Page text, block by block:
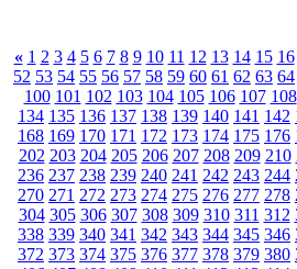
« 1 2 3 4 5 6 7 8 9 10 11 12 13 14 15 16
52 53 54 55 56 57 58 59 60 61 62 63 64
100 101 102 103 104 105 106 107 108
134 135 136 137 138 139 140 141 142
168 169 170 171 172 173 174 175 176
202 203 204 205 206 207 208 209 210
236 237 238 239 240 241 242 243 244
270 271 272 273 274 275 276 277 278
304 305 306 307 308 309 310 311 312
338 339 340 341 342 343 344 345 346
372 373 374 375 376 377 378 379 380